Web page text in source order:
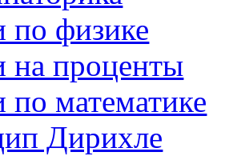
по физике
на проценты
по математике
Дирихле